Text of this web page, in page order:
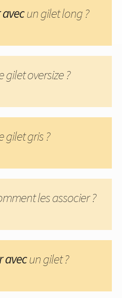
un gilet long ?
gilet oversize ?
gilet gris ?
les associer ?
avecun gilet ?